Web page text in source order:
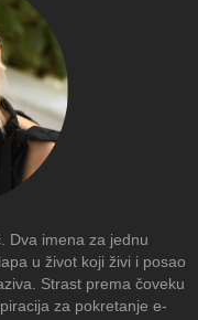
Dva imena za jednu
u život koji živi i posao
Strast prema čoveku
za pokretanje e-